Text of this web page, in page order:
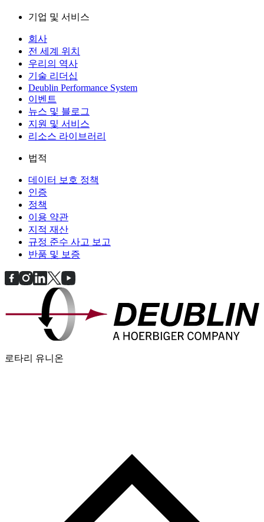
기업 및 서비스
회사
전 세계 위치
우리의 역사
기술 리더십
Deublin Performance System
이벤트
뉴스 및 블로그
지원 및 서비스
리소스 라이브러리
법적
데이터 보호 정책
인증
정책
이용 약관
지적 재산
규정 준수 사고 보고
반품 및 보증
로타리 유니온